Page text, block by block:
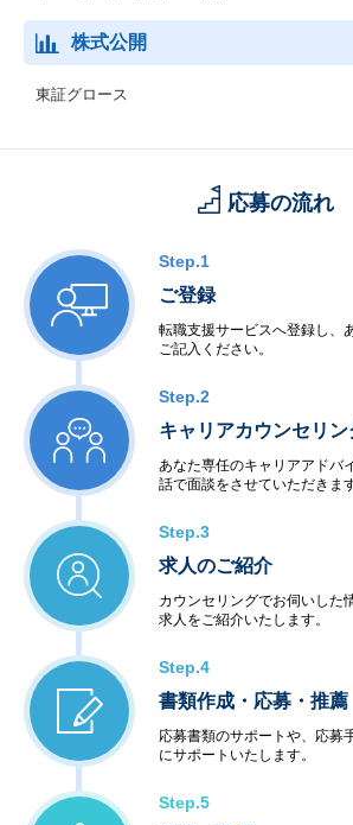
株式公開
東証グロース
応募の流れ
Step.1
ご登録
転職支援サービスへ登録し、
ご記入ください。
Step.2
キャリアカウンセリン
あなた専任のキャリアアドバ
話で面談をさせていただきます
Step.3
求人のご紹介
カウンセリングでお伺いした
求人をご紹介いたします。
Step.4
書類作成・応募・推薦
応募書類のサポートや、応募
にサポートいたします。
Step.5